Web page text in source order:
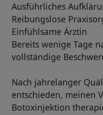
Ausführliches
Reibungslose
Einfühlsame Ärztin
Bereits wenige Tage
vollständige
Nach jahrelanger
entschieden, meinen
Botoxinjektion